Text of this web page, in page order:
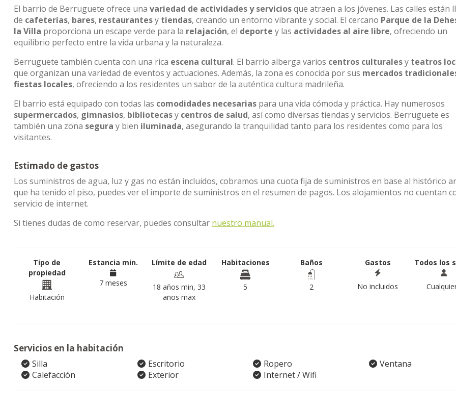
El barrio de Berruguete ofrece una variedad de actividades y serviciosque atraen a los jóvenes. Las calles están
de cafeterías, bares, restaurantesy tiendas, creando un entorno vibrante y social. El cercano Parque de la
la Villa proporciona un escape verde para la relajación, el deporte y las actividades al aire libre, ofreciendo un
equilibrio perfecto entre la vida urbana y la naturaleza.
Berruguete también cuenta con una rica escena cultural. El barrio alberga varios centros culturalesy teatros
que organizan una variedad de eventos y actuaciones. Además, la zona es conocida por sus mercados
fiestas locales, ofreciendo a los residentes un sabor de la auténtica cultura madrileña.
El barrio está equipado con todas las comodidades necesarias para una vida cómoda y práctica. Hay numerosos
supermercados, gimnasios, bibliotecasy centros de salud, así como diversas tiendas y servicios. Berruguete es
también una zona segura y bien iluminada, asegurando la tranquilidad tanto para los residentes como para los
visitantes.
Estimado de gastos
Los suministros de agua, luz y gas no están incluidos, cobramos una cuota fija de suministros en base al histórico
que ha tenido el piso, puedes ver el importe de suministros en el resumen de pagos. Los alojamientos no cuentan
servicio de internet.
Si tienes dudas de como reservar, puedes consultar nuestro manual.
Tipo de
propiedad
Habitación
Estancia min.
7 meses
Límite de edad
18 años min, 33
años max
Habitaciones
5
Baños
2
Gastos
No incluidos
Todos los
Servicios en la habitación
Silla Escritorio Ropero
Ventana
Calefacción
Exterior Internet / Wifi